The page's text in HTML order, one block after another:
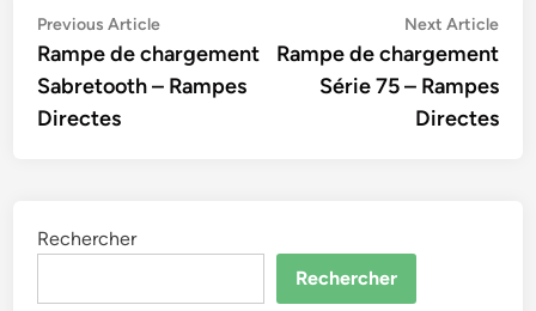
Navigation
de
l’article
Previous ArticlePrevious
article:
Rampe de chargement
Sabretooth – Rampes
Directes
Next Article
Rampe de chargement
Série 75 – Rampes
Directes
Rechercher
Rechercher